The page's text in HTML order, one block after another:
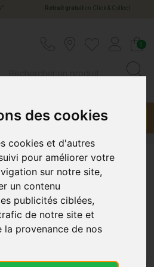
des cookies
cookies et d'autres
pour améliorer votre
sur notre site,
un contenu
publicités ciblées,
de notre site et
la provenance de nos
* Retrait gratuiten Click & Collect
0
Promotions
féline
chez
Verne.fr
Sélection de